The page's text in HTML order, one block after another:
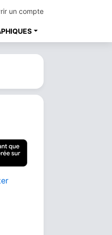
un compte